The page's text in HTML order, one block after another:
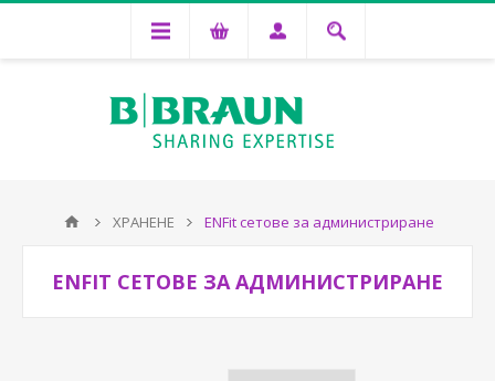
ХРАНЕНЕ ENFit сетове за администриране
ENFIT СЕТОВЕ ЗА АДМИНИСТРИРАНЕ